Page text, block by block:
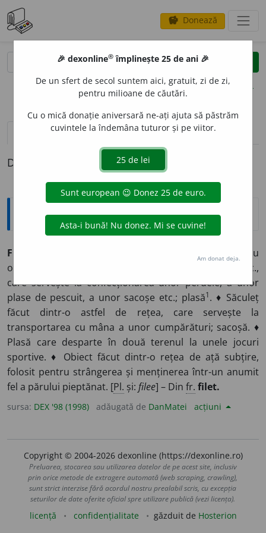
savings Donează
clear
opțiuni
definiții (1) pronunțievolume_up (50)
Definiția cu ID-ul 31380:
Explicative DEX
FIL
Rețea deasă de ață, de sfoară etc., cu
ochiuri înnodate în formă de pătrate, de romburi etc.,
care servește la confecționarea unor perdele, a unor
plase de pescuit, a unor sacoșe etc.; plasă1. ♦ Săculeț
făcut dintr-o astfel de rețea, care servește la
transportarea cu mâna a unor cumpărături; sacoșă. ♦
Plasă care desparte în două terenul la unele jocuri
sportive. ♦ Obiect făcut dintr-o rețea de ață subțire,
folosit pentru strângerea și menținerea într-un anumit
fel a părului pieptănat. [Pl. și: filee] – Din fr. filet.
sursa: DEX '98 (1998) adăugată de DanMatei acțiuni
Copyright © 2004-2026 dexonline (https://dexonline.ro)
Preluarea, stocarea sau utilizarea datelor de pe acest site, inclusiv
prin orice metode de extragere automată (web scraping, crawling),
sunt strict interzise fără acordul nostru prealabil scris, cu excepția
seturilor de date oferite oficial spre utilizare publică (vezi licența).
licență confidențialitate găzduit de Hosterion
🎉 dexonline® împlinește 25 de ani 🎉
De un sfert de secol suntem aici, gratuit, zi de zi,
pentru milioane de căutări.
Cu o mică donație aniversară ne-ați ajuta să păstrăm
cuvintele la îndemâna tuturor și pe viitor.
Am donat deja.